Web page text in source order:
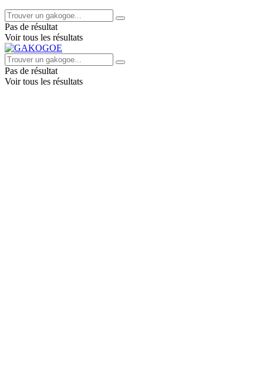
Pas de résultat
Voir tous les résultats
Pas de résultat
Voir tous les résultats